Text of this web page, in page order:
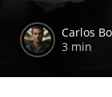
Carlos
3 min